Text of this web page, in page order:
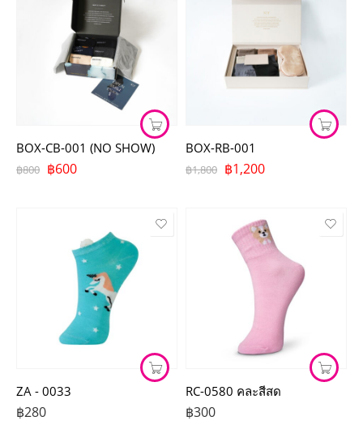
BOX-CB-001 (NO SHOW)
฿800 ฿600
BOX-RB-001
฿1,800 ฿1,200
ZA - 0033
฿280
RC-0580 คละสีสด
฿300